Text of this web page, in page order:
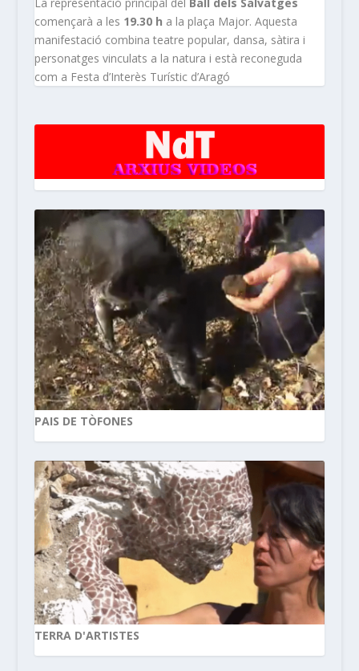
començarà a les 19.30 h a la plaça Major. Aquesta
manifestació combina teatre popular, dansa, sàtira i
personatges vinculats a la natura i està reconeguda
com a Festa d’Interès Turístic d’Aragó
PAIS DE TÒFONES
TERRA D'ARTISTES